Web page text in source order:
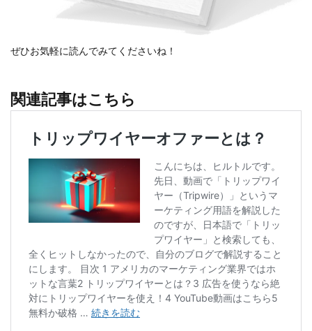
ぜひお気軽に読んでみてくださいね！
関連記事はこちら